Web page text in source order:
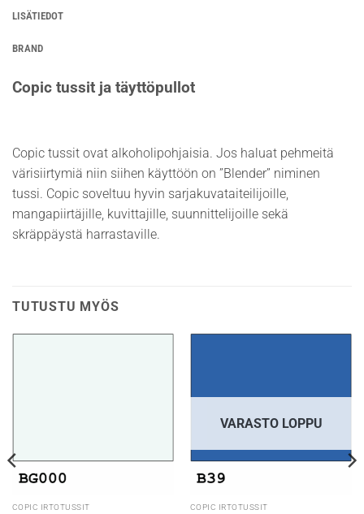
LISÄTIEDOT
BRAND
Copic tussit ja täyttöpullot
Copic tussit ovat alkoholipohjaisia. Jos haluat pehmeitä
värisiirtymiä niin siihen käyttöön on ”Blender” niminen
tussi. Copic soveltuu hyvin sarjakuvataiteilijoille,
mangapiirtäjille, kuvittajille, suunnittelijoille sekä
skräppäystä harrastaville.
TUTUSTU MYÖS
COPIC IRTOTUSSIT
VARASTO LOPPU
COPIC IRTOTUSSIT